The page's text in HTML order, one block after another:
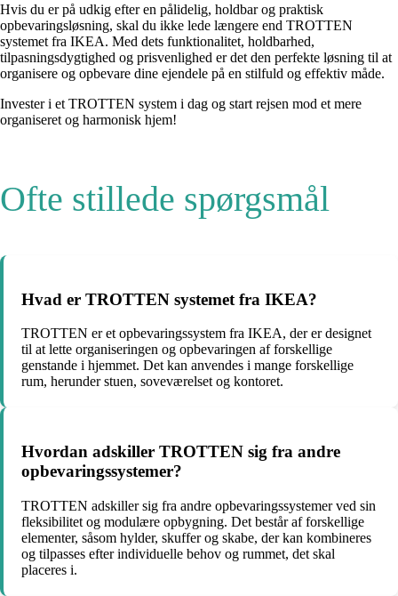
Hvis du er på udkig efter en pålidelig, holdbar og praktisk
opbevaringsløsning, skal du ikke lede længere end TROTTEN
systemet fra IKEA. Med dets funktionalitet, holdbarhed,
tilpasningsdygtighed og prisvenlighed er det den perfekte løsning til at
organisere og opbevare dine ejendele på en stilfuld og effektiv måde.
Invester i et TROTTEN system i dag og start rejsen mod et mere
organiseret og harmonisk hjem!
Ofte stillede spørgsmål
Hvad er TROTTEN systemet fra IKEA?
TROTTEN er et opbevaringssystem fra IKEA, der er designet
til at lette organiseringen og opbevaringen af forskellige
genstande i hjemmet. Det kan anvendes i mange forskellige
rum, herunder stuen, soveværelset og kontoret.
Hvordan adskiller TROTTEN sig fra andre
opbevaringssystemer?
TROTTEN adskiller sig fra andre opbevaringssystemer ved sin
fleksibilitet og modulære opbygning. Det består af forskellige
elementer, såsom hylder, skuffer og skabe, der kan kombineres
og tilpasses efter individuelle behov og rummet, det skal
placeres i.